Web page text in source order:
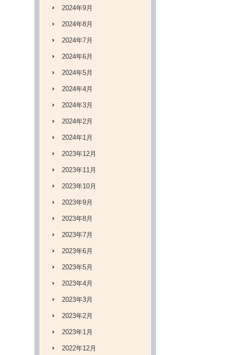
2024年9月
2024年8月
2024年7月
2024年6月
2024年5月
2024年4月
2024年3月
2024年2月
2024年1月
2023年12月
2023年11月
2023年10月
2023年9月
2023年8月
2023年7月
2023年6月
2023年5月
2023年4月
2023年3月
2023年2月
2023年1月
2022年12月